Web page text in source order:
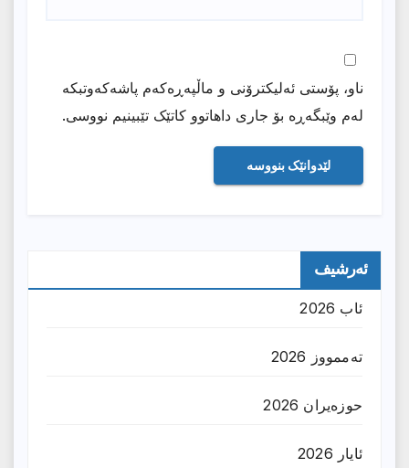
ناو، پۆستی ئەلیکترۆنی و ماڵپەڕەکەم پاشەکەوتبکە
لەم وێبگەڕە بۆ جاری داهاتوو کاتێک تێبینیم نووسی.
ئەرشیف
ئاب 2026
تەممووز 2026
حوزه‌یران 2026
ئایار 2026